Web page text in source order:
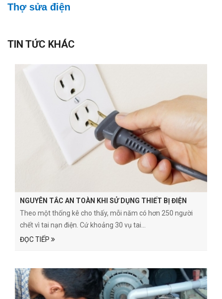
Thợ sửa điện
TIN TỨC KHÁC
NGUYÊN TẮC AN TOÀN KHI SỬ DỤNG THIẾT BỊ ĐIỆN
Theo một thống kê cho thấy, mỗi năm có hơn 250 người
chết vì tai nạn điện. Cứ khoảng 30 vụ tai...
ĐỌC TIẾP